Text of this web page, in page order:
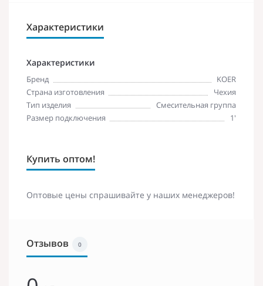
Характеристики
Характеристики
Бренд
KOER
Страна изготовления
Чехия
Тип изделия
Смесительная группа
Размер подключения
1'
Купить оптом!
Оптовые цены спрашивайте у наших менеджеров!
Отзывов 0